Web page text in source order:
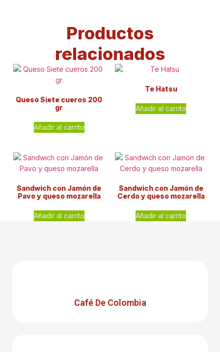
Productos
relacionados
Queso Siete cueros 200
gr
Añadir al carrito
Te Hatsu
Añadir al carrito
Sandwich con Jamón de
Pavo y queso mozarella
Añadir al carrito
Sandwich con Jamón de
Cerdo y queso mozarella
Añadir al carrito
Café De Colombia